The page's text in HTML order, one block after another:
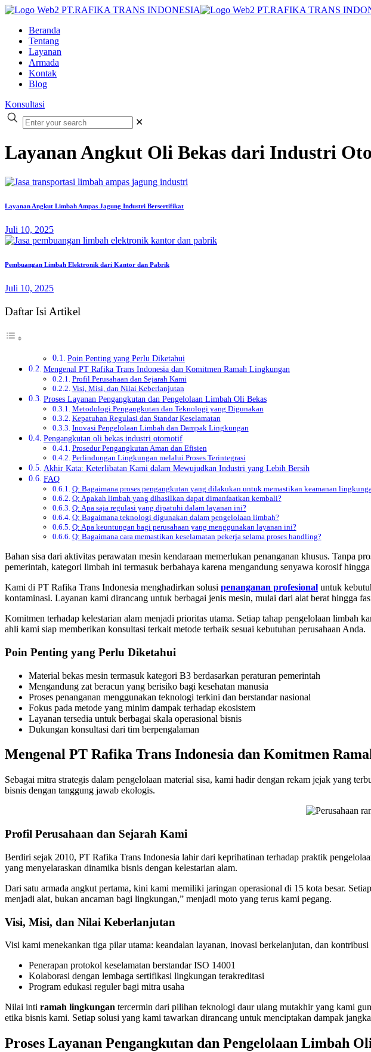
Beranda
Tentang
Layanan
Armada
Kontak
Blog
Konsultasi
✕
Layanan Angkut Oli Bekas dari Industri
Layanan Angkut Limbah Ampas Jagung Industri Bersertifikat
Juli 10, 2025
Pembuangan Limbah Elektronik dari Kantor dan Pabrik
Juli 10, 2025
Daftar Isi Artikel
Poin Penting yang Perlu Diketahui
Mengenal PT Rafika Trans Indonesia dan Komitmen Ramah Lingkungan
Profil Perusahaan dan Sejarah Kami
Visi, Misi, dan Nilai Keberlanjutan
Proses Layanan Pengangkutan dan Pengelolaan Limbah Oli Bekas
Metodologi Pengangkutan dan Teknologi yang Digunakan
Kepatuhan Regulasi dan Standar Keselamatan
Inovasi Pengelolaan Limbah dan Dampak Lingkungan
Pengangkutan oli bekas industri otomotif
Prosedur Pengangkutan Aman dan Efisien
Perlindungan Lingkungan melalui Proses Terintegrasi
Akhir Kata: Keterlibatan Kami dalam Mewujudkan Industri yang Lebih Bersih
FAQ
Q: Bagaimana proses pengangkutan yang dilakukan untuk memastikan keamanan
Q: Apakah limbah yang dihasilkan dapat dimanfaatkan kembali?
Q: Apa saja regulasi yang dipatuhi dalam layanan ini?
Q: Bagaimana teknologi digunakan dalam pengelolaan limbah?
Q: Apa keuntungan bagi perusahaan yang menggunakan layanan ini?
Q: Bagaimana cara memastikan keselamatan pekerja selama proses handling?
Bahan sisa dari aktivitas perawatan mesin kendaraan memerlukan penanganan khusus. Tanpa
pemerintah, kategori limbah ini termasuk berbahaya karena mengandung senyawa korosif
Kami di PT Rafika Trans Indonesia menghadirkan solusi penanganan profesional untuk
kontaminasi. Layanan kami dirancang untuk berbagai jenis mesin, mulai dari alat berat hingga
Komitmen terhadap kelestarian alam menjadi prioritas utama. Setiap tahap pengelolaan limbah
ahli kami siap memberikan konsultasi terkait metode terbaik sesuai kebutuhan perusahaan Anda.
Poin Penting yang Perlu Diketahui
Material bekas mesin termasuk kategori B3 berdasarkan peraturan pemerintah
Mengandung zat beracun yang berisiko bagi kesehatan manusia
Proses penanganan menggunakan teknologi terkini dan berstandar nasional
Fokus pada metode yang minim dampak terhadap ekosistem
Layanan tersedia untuk berbagai skala operasional bisnis
Dukungan konsultasi dari tim berpengalaman
Mengenal PT Rafika Trans Indonesia dan Komitmen
Sebagai mitra strategis dalam pengelolaan material sisa, kami hadir dengan rekam jejak yang
bisnis dengan tanggung jawab ekologis.
Profil Perusahaan dan Sejarah Kami
Berdiri sejak 2010, PT Rafika Trans Indonesia lahir dari keprihatinan terhadap praktik
yang menyelaraskan dinamika bisnis dengan kelestarian alam.
Dari satu armada angkut pertama, kini kami memiliki jaringan operasional di 15 kota besar.
menjadi alat, bukan ancaman bagi lingkungan,” menjadi moto yang terus kami pegang.
Visi, Misi, dan Nilai Keberlanjutan
Visi kami menekankan tiga pilar utama: keandalan layanan, inovasi berkelanjutan, dan
Penerapan protokol keselamatan berstandar ISO 14001
Kolaborasi dengan lembaga sertifikasi lingkungan terakreditasi
Program edukasi reguler bagi mitra usaha
Nilai inti ramah lingkungan tercermin dari pilihan teknologi daur ulang mutakhir yang kami
etika bisnis kami. Setiap solusi yang kami tawarkan dirancang untuk menciptakan dampak
Proses Layanan Pengangkutan dan Pengelolaan Limbah